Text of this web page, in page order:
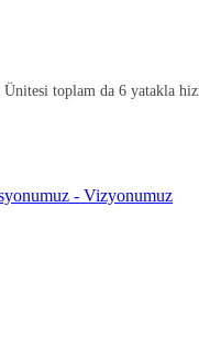
toplam da 6 yatakla
- Vizyonumuz